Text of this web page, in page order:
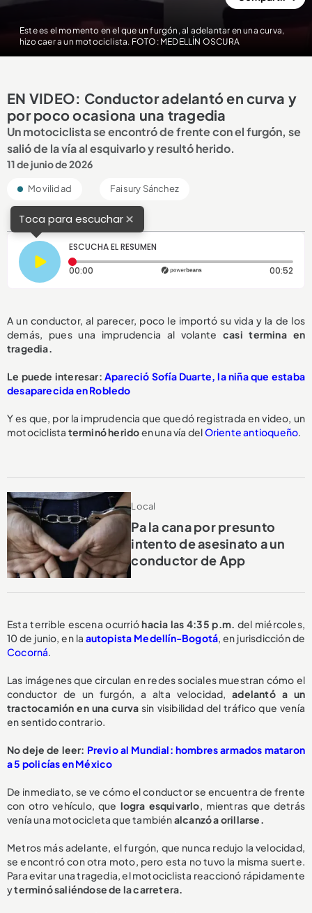
Este es el momento en el que un furgón, al adelantar en una curva,
hizo caer a un motociclista. FOTO: MEDELLÍN OSCURA
EN VIDEO: Conductor adelantó en curva y
por poco ocasiona una tragedia
Un motociclista se encontró de frente con el furgón, se
salió de la vía al esquivarlo y resultó herido.
11 de junio de 2026
Movilidad Faisury Sánchez
Toca para escuchar×
ESCUCHA EL RESUMEN
00:00 Tiempo transcurrido: 0 segundos 00:52
A un conductor, al parecer, poco le importó su vida y la de los
demás, pues una imprudencia al volante casi termina en
tragedia.
Le puede interesar: Apareció Sofía Duarte, la niña que estaba
desaparecida en Robledo
Y es que, por la imprudencia que quedó registrada en video, un
motociclista terminó heridoen una vía delOriente antioqueño.
Local
Pa la cana por presunto
intento de asesinato a un
conductor de App
Esta terrible escena ocurrióhacia las 4:35 p.m. del miércoles,
10 de junio, en la autopista Medellín-Bogotá, en jurisdicción de
Cocorná.
Las imágenes que circulan en redes sociales muestran cómo el
conductor de un furgón, a alta velocidad,adelantó a un
tractocamión en una curvasin visibilidad del tráfico que venía
en sentido contrario.
No deje de leer: Previo al Mundial: hombres armados mataron
a 5 policías en México
De inmediato, se ve cómo el conductor se encuentra de frente
con otro vehículo, que logra esquivarlo, mientras que detrás
venía una motocicleta que tambiénalcanzó a orillarse.
Metros más adelante, el furgón, que nunca redujo la velocidad,
se encontró con otra moto, pero esta no tuvo la misma suerte.
Para evitar una tragedia, el motociclista reaccionó rápidamente
yterminó saliéndose de la carretera.